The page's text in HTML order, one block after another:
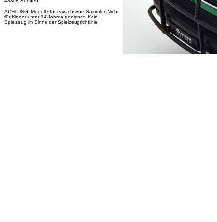
ACHTUNG: Modelle für erwachsene Sammler. Nicht
für Kinder unter 14 Jahren geeignet. Kein
Spielzeug im Sinne der Spielzeugrichtlinie